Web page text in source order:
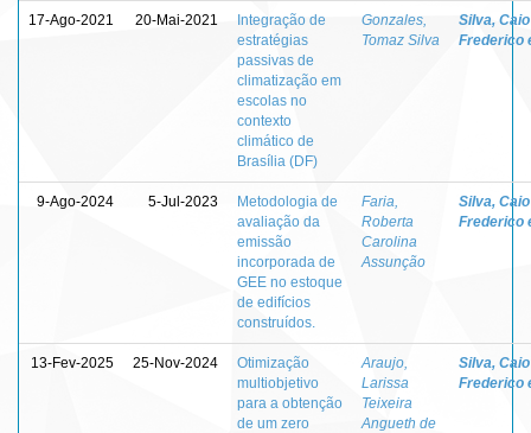
17-Ago-2021 20-Mai-2021
Integração de
estratégias
passivas de
climatização em
escolas no
contexto
climático de
Brasília (DF)
Gonzales,
Tomaz Silva
Silva, Caio
Frederico
9-Ago-2024 5-Jul-2023
Metodologia de
avaliação da
emissão
incorporada de
GEE no estoque
de edifícios
construídos.
Faria,
Roberta
Carolina
Assunção
Silva, Caio
Frederico
13-Fev-2025 25-Nov-2024
Otimização
multiobjetivo
para a obtenção
de um zero
Araujo,
Larissa
Teixeira
Angueth de
Silva, Caio
Frederico